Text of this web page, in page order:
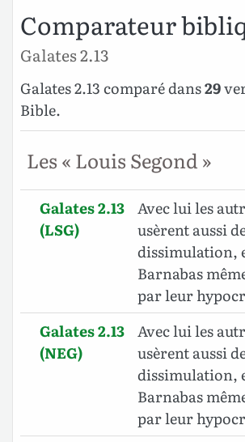
Comparateur
Galates 2.13
Galates 2.13 comparé dans29
Bible.
Les « Louis Segond »
Galates 2.13
(LSG)
Avec lui les
usèrent aussi
dissimulation,
Barnabas
par leur
Galates 2.13
(NEG)
Avec lui les
usèrent aussi
dissimulation,
Barnabas
par leur